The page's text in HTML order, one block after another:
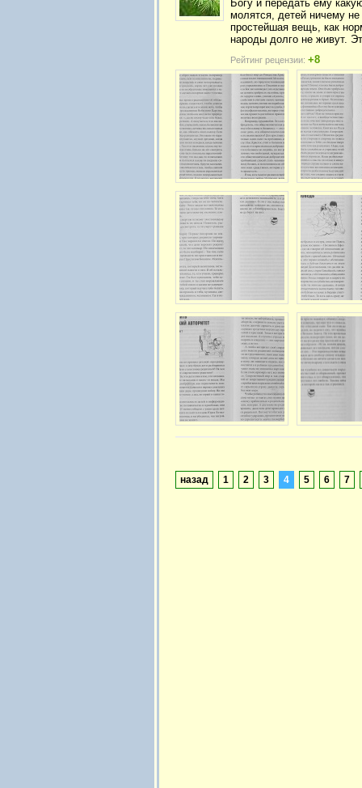
Богу и передать ему
молятся, детей ничему
простейшая вещь, как
народы долго не живут.
Рейтинг рецензии: +8
назад 1 2 3 4 5 6 7